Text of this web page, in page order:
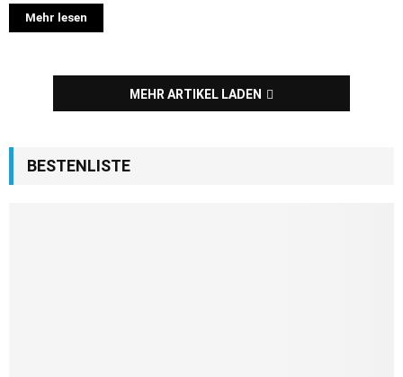
Mehr lesen
MEHR ARTIKEL LADEN
BESTENLISTE